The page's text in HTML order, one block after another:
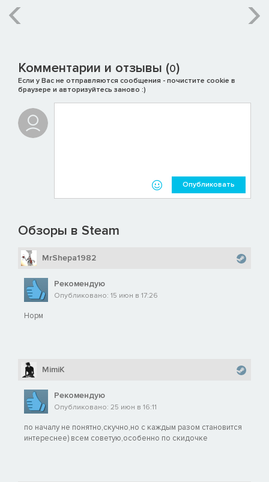
Комментарии и отзывы (0)
Если у Вас не отправляются сообщения - почистите cookie в
браузере и авторизуйтесь заново :)
Опубликовать
Обзоры в Steam
MrShepa1982
Рекомендую
Опубликовано: 15 июн в 17:26
Норм
MimiK
Рекомендую
Опубликовано: 25 июн в 16:11
по началу не понятно,скучно,но с каждым разом становится
интереснее) всем советую,особенно по скидочке